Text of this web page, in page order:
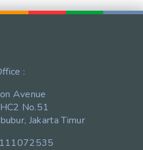
:
Avenue
No.51
Jakarta Timur